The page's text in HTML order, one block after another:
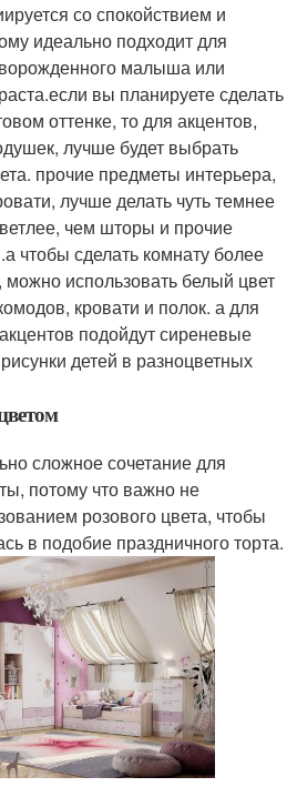
со спокойствием и
идеально подходит для
малыша или
вы планируете сделать
оттенке, то для акцентов,
лучше будет выбрать
прочие предметы интерьера,
лучше делать чуть темнее
чем шторы и прочие
чтобы сделать комнату более
использовать белый цвет
кровати и полок. а для
подойдут сиреневые
детей в разноцветных
сложное сочетание для
потому что важно не
розового цвета, чтобы
в подобие праздничного торта.